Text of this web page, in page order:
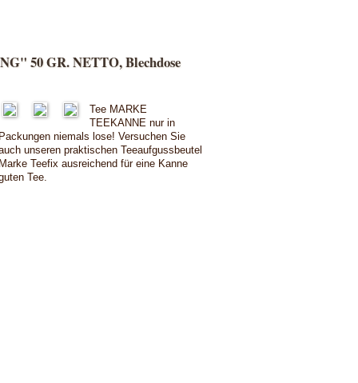
50 GR. NETTO, Blechdose
Tee MARKE
TEEKANNE nur in
niemals lose! Versuchen Sie
unseren praktischen Teeaufgussbeutel
Teefix ausreichend für eine Kanne
Tee.